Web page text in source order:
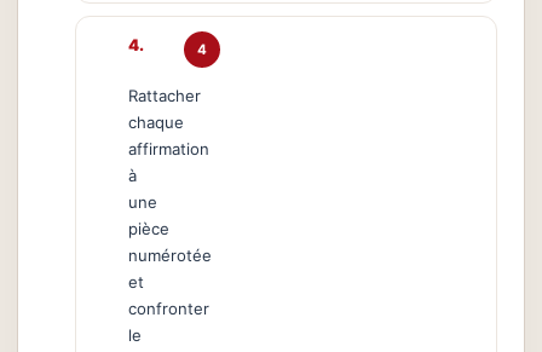
4
Rattacher
chaque
affirmation
à
une
pièce
numérotée
et
confronter
le